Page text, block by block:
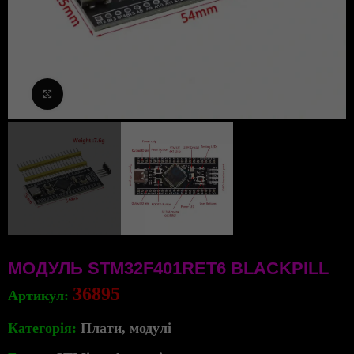
МОДУЛЬ STM32F401RET6 BLACKPILL
Артикул: 36895
Категорія: Плати, модулі